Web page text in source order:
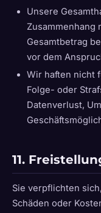
Unsere
Zusammenhang
Gesamtbetrag
vor dem
Wir haften nicht
Folge- oder
Datenverlust,
11.
Sie verpflichten
Schäden oder